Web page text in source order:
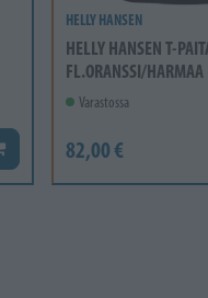
Lisää koriin
HELLY HANSEN
HELLY HANSEN T-
FL.ORANSSI/HARMAA
Varastossa
82,00 €